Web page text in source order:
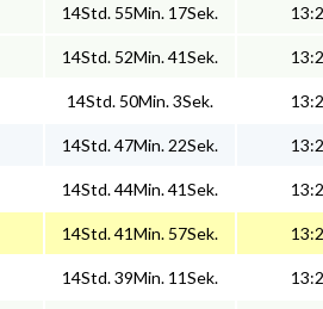
14Std. 55Min. 17Sek.
14Std. 52Min. 41Sek.
14Std. 50Min. 3Sek.
14Std. 47Min. 22Sek.
14Std. 44Min. 41Sek.
14Std. 41Min. 57Sek.
14Std. 39Min. 11Sek.